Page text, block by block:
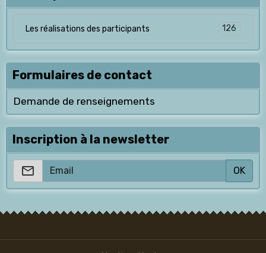
Les réalisations des participants 126
Formulaires de contact
Demande de renseignements
Inscription à la newsletter
OK